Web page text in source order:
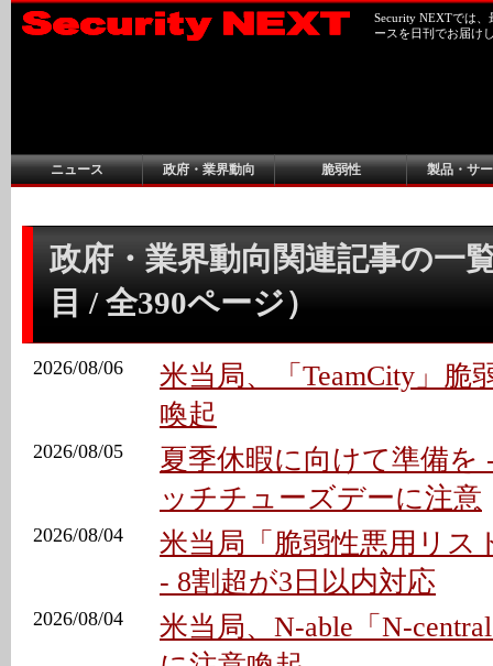
Security NEXTでは
ースを日刊でお届け
ニュース 政府・業界動向 脆弱性 製品・サ
政府・業界動向関連記事の一
目 / 全390ページ）
2026/08/06
米当局、「TeamCity」脆
喚起
2026/08/05
夏季休暇に向けて準備を
ッチチューズデーに注意
2026/08/04
米当局「脆弱性悪用リス
- 8割超が3日以内対応
2026/08/04
米当局、N-able「N-